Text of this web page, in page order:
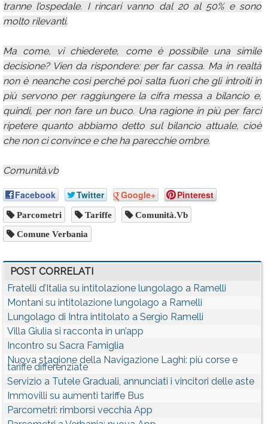
tranne l’ospedale. I rincari vanno dal 20 al 50% e sono
molto rilevanti.
Ma come, vi chiederete, come è possibile una simile
decisione? Vien da rispondere: per far cassa. Ma in realtà
non è neanche così perché poi salta fuori che gli introiti in
più servono per raggiungere la cifra messa a bilancio e,
quindi, per non fare un buco. Una ragione in più per farci
ripetere quanto abbiamo detto sul bilancio attuale, cioè
che non ci convince e che ha parecchie ombre.
Comunità.vb
Facebook Twitter Google+ Pinterest
Parcometri Tariffe Comunità.vb
Comune Verbania
POST CORRELATI
Fratelli d’Italia su intitolazione lungolago a Ramelli
Montani su intitolazione lungolago a Ramelli
Lungolago di Intra intitolato a Sergio Ramelli
Villa Giulia si racconta in un’app
Incontro su Sacra Famiglia
Nuova stagione della Navigazione Laghi: più corse e
tariffe differenziate
Servizio a Tutele Graduali, annunciati i vincitori delle aste
Immovilli su aumenti tariffe Bus
Parcometri: rimborsi vecchia App